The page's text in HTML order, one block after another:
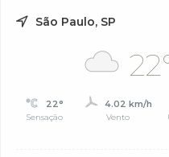
São Paulo, SP
22°
Sensação
4.02 km/h
Vento